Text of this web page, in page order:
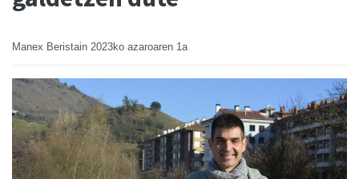
Manex Beristain 2023ko azaroaren 1a